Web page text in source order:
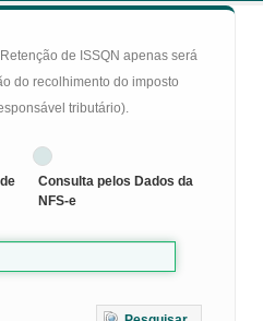
de ISSQN apenas será
do recolhimento do imposto
tributário).
Consulta pelos Dados da
NFS-e